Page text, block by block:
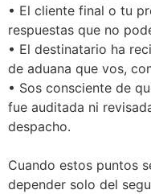
• El cliente final o tu
respuestas que no
• El destinatario ha
de aduana que vos,
• Sos consciente de
fue auditada ni
despacho.
Cuando estos puntos
depender solo del